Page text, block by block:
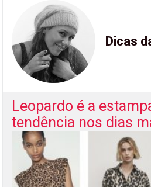
Dicas
Leopardo é a
tendência nos dias